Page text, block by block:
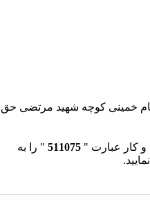
کوچه شهید مرتضی حق
"
511075" را به